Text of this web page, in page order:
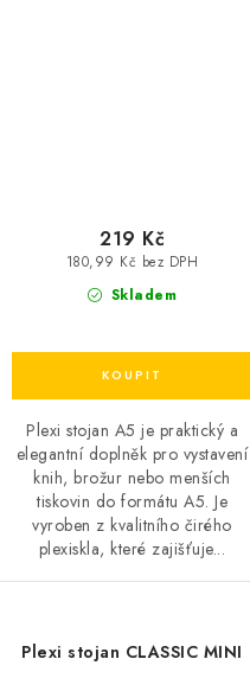
Skladem
180,99 Kč bez DPH
219 Kč
Plexi stojan A5 je praktický a
elegantní doplněk pro vystavení
knih, brožur nebo menších
tiskovin do formátu A5. Je
vyroben z kvalitního čirého
plexiskla, které zajišťuje...
Plexi stojan CLASSIC MINI